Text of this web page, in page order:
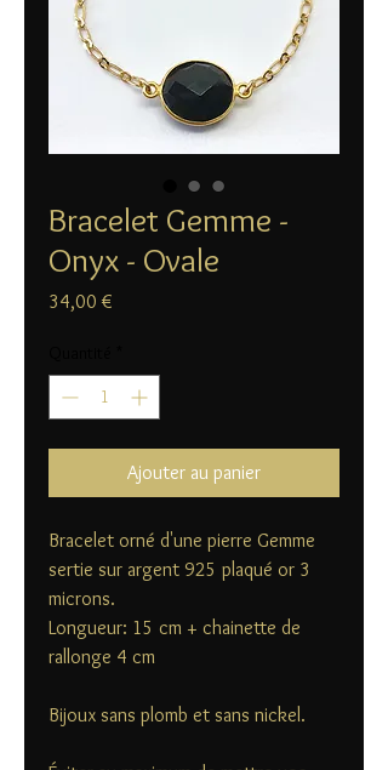
Bracelet Gemme -
Onyx - Ovale
34,00 €
Ajouter au panier
Bracelet orné d'une pierre Gemme
sertie sur argent 925 plaqué or 3
microns.
Longueur: 15 cm + chainette de
rallonge 4 cm
Bijoux sans plomb et sans nickel.